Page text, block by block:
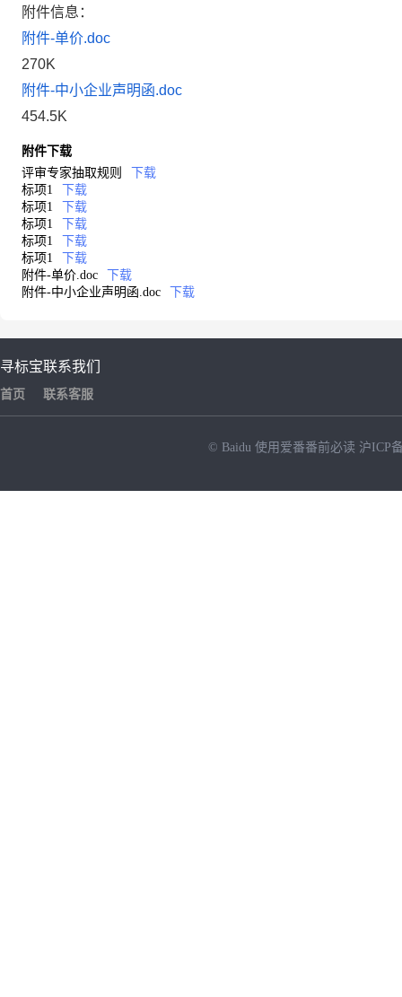
附件信息：
附件-单价.doc
270K
附件-中小企业声明函.doc
454.5K
附件下载
评审专家抽取规则
下载
标项1
下载
标项1
下载
标项1
下载
标项1
下载
标项1
下载
附件-单价.doc
下载
附件-中小企业声明函.doc
下载
寻标宝
首页
联系我们
联系客服
© Baidu 使用爱番番前必读 沪ICP